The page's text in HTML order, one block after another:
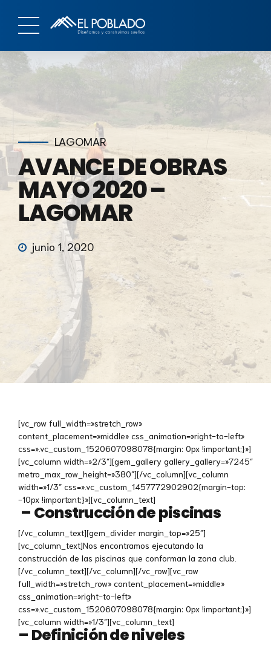
LAGOMAR
AVANCE DE OBRAS
MAYO 2020 –
LAGOMAR
junio 1, 2020
[vc_row full_width=»stretch_row»
content_placement=»middle» css_animation=»right-to-left»
css=».vc_custom_1520607098078{margin: 0px !important;}»]
[vc_column width=»2/3″][gem_gallery gallery_gallery=»7245″
metro_max_row_height=»380″][/vc_column][vc_column
width=»1/3″ css=».vc_custom_1457772902902{margin-top:
-10px !important;}»][vc_column_text]
– Construcción de piscinas
[/vc_column_text][gem_divider margin_top=»25″]
[vc_column_text]Nos encontramos ejecutando la
construcción de las piscinas que conforman la zona club.
[/vc_column_text][/vc_column][/vc_row][vc_row
full_width=»stretch_row» content_placement=»middle»
css_animation=»right-to-left»
css=».vc_custom_1520607098078{margin: 0px !important;}»]
[vc_column width=»1/3″][vc_column_text]
– Definición de niveles